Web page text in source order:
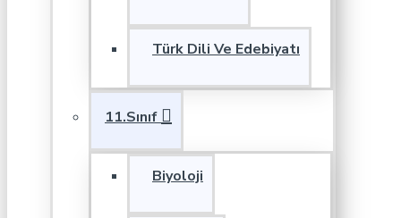
Türk Dili Ve Edebiyatı
11.Sınıf
Biyoloji